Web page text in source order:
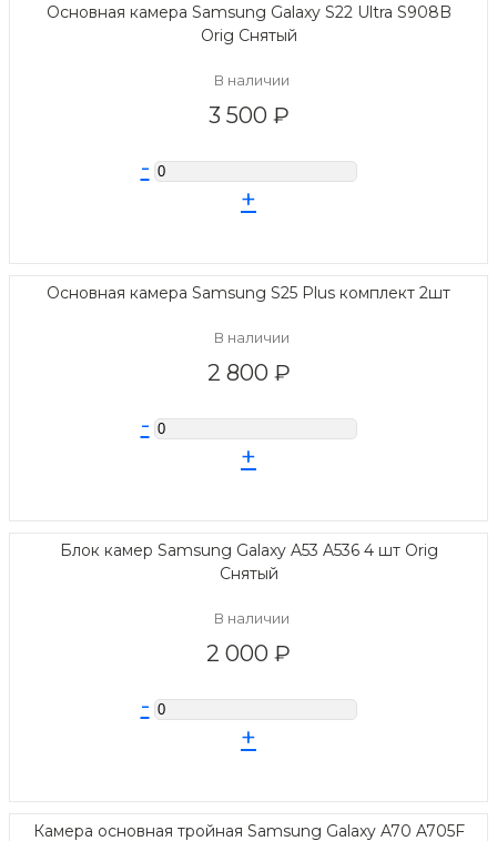
Основная камера Samsung Galaxy S22 Ultra S908B
Orig Снятый
В наличии
3 500 ₽
-
+
Основная камера Samsung S25 Plus комплект 2шт
В наличии
2 800 ₽
-
+
Блок камер Samsung Galaxy A53 A536 4 шт Orig
Снятый
В наличии
2 000 ₽
-
+
Камера основная тройная Samsung Galaxy A70 A705F